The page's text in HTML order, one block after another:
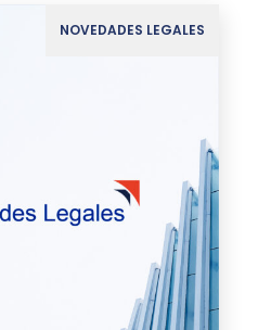
NOVEDADES LEGALES